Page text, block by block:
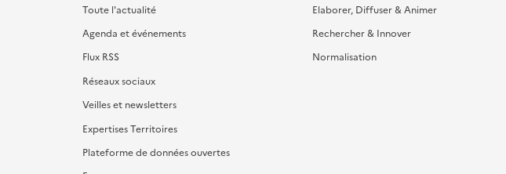
Toute l'actualité
Agenda et événements
Flux RSS
Réseaux sociaux
Veilles et newsletters
Expertises Territoires
Plateforme de données ouvertes
Elaborer, Diffuser & Animer
Rechercher & Innover
Normalisation